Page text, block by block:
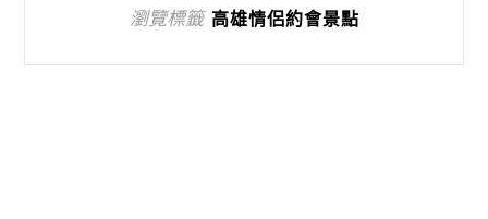
瀏覽標籤 高雄情侶約會景點